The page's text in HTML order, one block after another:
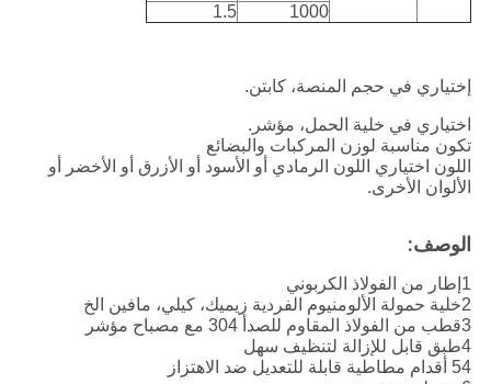
1000
1.5
إختياري في حجم المنصة، كابتن.
اختياري في خلية الحمل، مؤشر.
تكون مناسبة لوزن المركبات والبضائع
اللون اختياري ‬اللون الرمادي أو الأسود أو الأزرق أو الأخضر أو
الألوان الأخرى.
الوصف:
1إطار من الفولاذ الكربوني
2خلية حمولة الألومنيوم الفردية زيميك، كيلي، مافين الخ
3قطب من الفولاذ المقاوم للصدأ 304 مع مصباح مؤشر
4طبق قابل للإزالة لتنظيف سهل
54 أقدام مطاطية قابلة للتعديل ضد الاهتزاز